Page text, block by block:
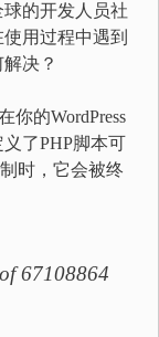
球的开发人员社
用过程中遇到
决？
你的WordPress
义了PHP脚本可
时，它会被终
67108864